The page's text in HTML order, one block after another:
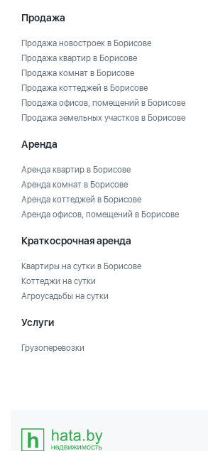
Продажа
Продажа новостроек в Борисове
Продажа квартир в Борисове
Продажа комнат в Борисове
Продажа коттеджей в Борисове
Продажа офисов, помещений в Борисове
Продажа земельных участков в Борисове
Аренда
Аренда квартир в Борисове
Аренда комнат в Борисове
Аренда коттеджей в Борисове
Аренда офисов, помещений в Борисове
Краткосрочная аренда
Квартиры на сутки в Борисове
Коттеджи на сутки
Агроусадьбы на сутки
Услуги
Грузоперевозки